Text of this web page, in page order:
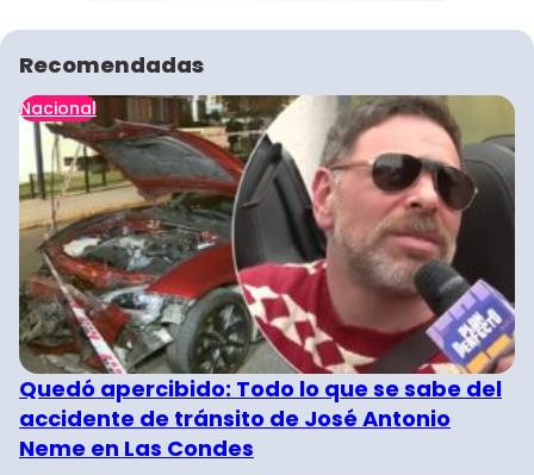
Recomendadas
Nacional
Quedó apercibido: Todo lo que se sabe del
accidente de tránsito de José Antonio
Neme en Las Condes